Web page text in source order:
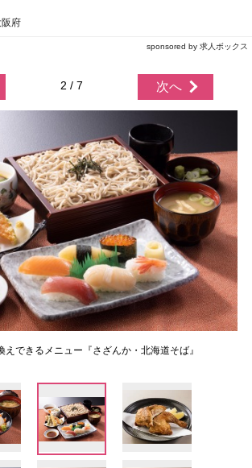
阪府
sponsored by 求人ボックス
2 / 7 次へ
できるメニュー『さざんか・北海道そば』